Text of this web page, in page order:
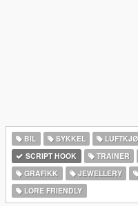
BIL SYKKEL
SCRIPT HOOK
TRAINER
GRAFIKK
JEWELLERY
LORE FRIENDLY